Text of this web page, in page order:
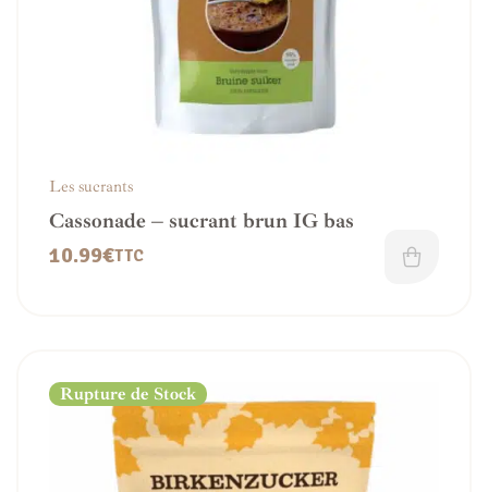
Les sucrants
Cassonade – sucrant brun IG bas
10.99€TTC
Rupture de Stock